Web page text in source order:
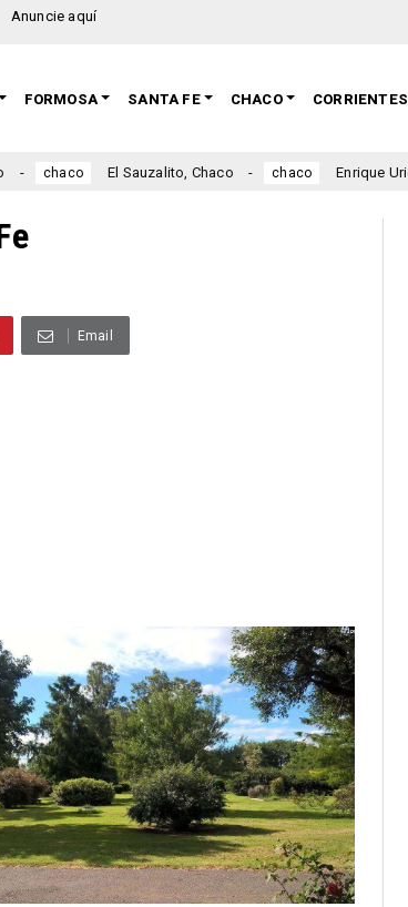
Anuncie aquí
FORMOSA SANTA FE CHACO CORRIENTES
El Sauzalito, Chaco chaco Enrique Urien, Chaco
Email